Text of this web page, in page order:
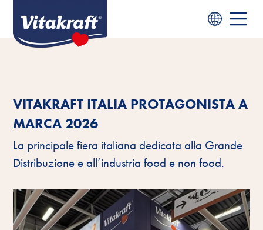
VITAKRAFT ITALIA PROTAGONISTA A
MARCA 2026
La principale fiera italiana dedicata alla Grande
Distribuzione e all’industria food e non food.